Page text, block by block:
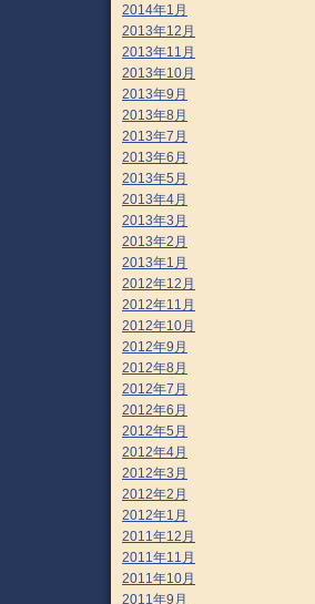
2014年1月
2013年12月
2013年11月
2013年10月
2013年9月
2013年8月
2013年7月
2013年6月
2013年5月
2013年4月
2013年3月
2013年2月
2013年1月
2012年12月
2012年11月
2012年10月
2012年9月
2012年8月
2012年7月
2012年6月
2012年5月
2012年4月
2012年3月
2012年2月
2012年1月
2011年12月
2011年11月
2011年10月
2011年9月